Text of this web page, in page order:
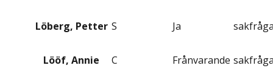
Löberg, Petter S Ja
Lööf, Annie C Frånvarande